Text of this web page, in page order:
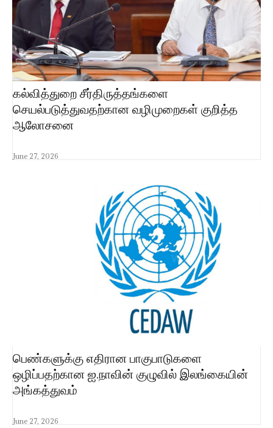
கல்வித்துறை சீர்திருத்தங்களை
செயல்படுத்துவதற்கான வழிமுறைகள் குறித்த
ஆலோசனை
June 27, 2026
பெண்களுக்கு எதிரான பாகுபாடுகளை
ஒழிப்பதற்கான ஐ.நாவின் குழுவில் இலங்கையின்
அங்கத்துவம்
June 27, 2026